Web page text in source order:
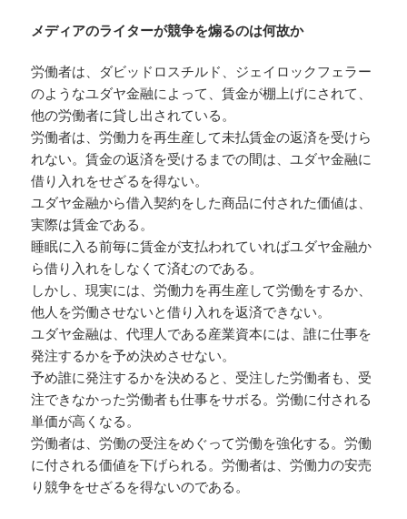
メディアのライターが競争を煽るのは何故か
労働者は、ダビッドロスチルド、ジェイロックフェラー
のようなユダヤ金融によって、賃金が棚上げにされて、
他の労働者に貸し出されている。
労働者は、労働力を再生産して未払賃金の返済を受けら
れない。賃金の返済を受けるまでの間は、ユダヤ金融に
借り入れをせざるを得ない。
ユダヤ金融から借入契約をした商品に付された価値は、
実際は賃金である。
睡眠に入る前毎に賃金が支払われていればユダヤ金融か
ら借り入れをしなくて済むのである。
しかし、現実には、労働力を再生産して労働をするか、
他人を労働させないと借り入れを返済できない。
ユダヤ金融は、代理人である産業資本には、誰に仕事を
発注するかを予め決めさせない。
予め誰に発注するかを決めると、受注した労働者も、受
注できなかった労働者も仕事をサボる。労働に付される
単価が高くなる。
労働者は、労働の受注をめぐって労働を強化する。労働
に付される価値を下げられる。労働者は、労働力の安売
り競争をせざるを得ないのである。